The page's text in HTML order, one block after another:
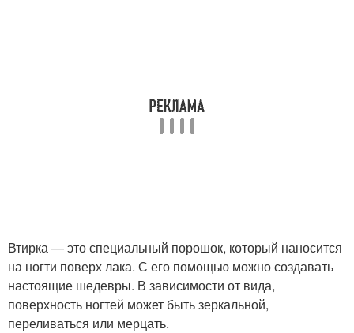
Втирка — это специальный порошок, который наносится
на ногти поверх лака. С его помощью можно создавать
настоящие шедевры. В зависимости от вида,
поверхность ногтей может быть зеркальной,
переливаться или мерцать.